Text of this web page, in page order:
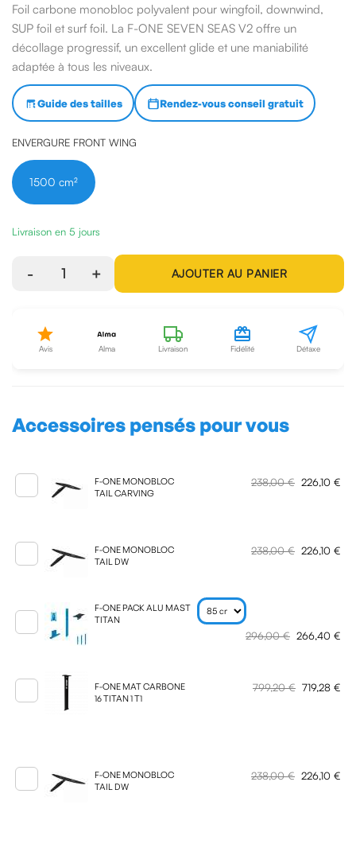
(1 avis)
Foil carbone monobloc polyvalent pour wingfoil, downwind,
SUP foil et surf foil. La F-ONE SEVEN SEAS V2 offre un
décollage progressif, un excellent glide et une maniabilité
adaptée à tous les niveaux.
Guide des tailles Rendez-vous conseil gratuit
ENVERGURE FRONT WING
1500 cm²
Livraison en 5 jours
- 1 + AJOUTER AU PANIER
Avis Alma Livraison Fidélité Détaxe
Accessoires pensés pour vous
F-ONE MONOBLOC
TAIL CARVING
238,00 € 226,10 €
F-ONE MONOBLOC
TAIL DW
238,00 € 226,10 €
F-ONE PACK ALU MAST
TITAN
296,00 € 266,40 €
F-ONE MAT CARBONE
16 TITAN 1 T1
799,20 € 719,28 €
F-ONE MONOBLOC
TAIL DW
238,00 € 226,10 €